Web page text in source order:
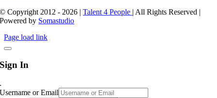
© Copyright 2012 - 2026 |Talent 4 People | All Rights Reserved |
Powered by Somastudio
Page load link
Sign In
.
Username or Email